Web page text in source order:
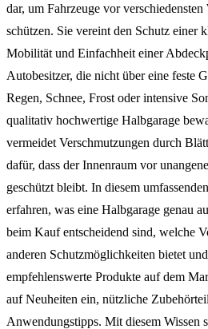
dar, um Fahrzeuge vor
schützen. Sie vereint den Schutz einer
Mobilität und Einfachheit einer
Autobesitzer, die nicht über eine feste
Regen, Schnee, Frost oder intensive
qualitativ hochwertige Halbgarage
vermeidet Verschmutzungen durch
dafür, dass der Innenraum vor
geschützt bleibt. In diesem
erfahren, was eine Halbgarage genau
beim Kauf entscheidend sind, welche
anderen Schutzmöglichkeiten bietet
empfehlenswerte Produkte auf dem
auf Neuheiten ein, nützliche
Anwendungstipps. Mit diesem Wissen